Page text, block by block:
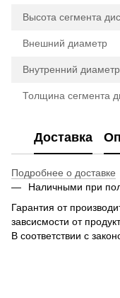
Высота сегмента
Внешний диаметр
Внутренний диаметр
Толщина сегмента
Доставка
Подробнее о доставке
Наличными при
Гарантия от
завсисмости от
В соответствии с